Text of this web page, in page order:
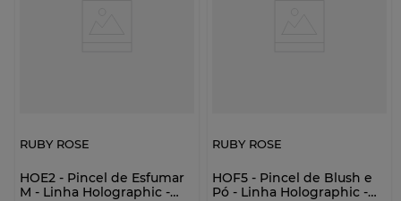
RUBY ROSE
HOE2 - Pincel de Esfumar
M - Linha Holographic -
RUBY ROSE
HOF5 - Pincel de Blush e
Pó - Linha Holographic -